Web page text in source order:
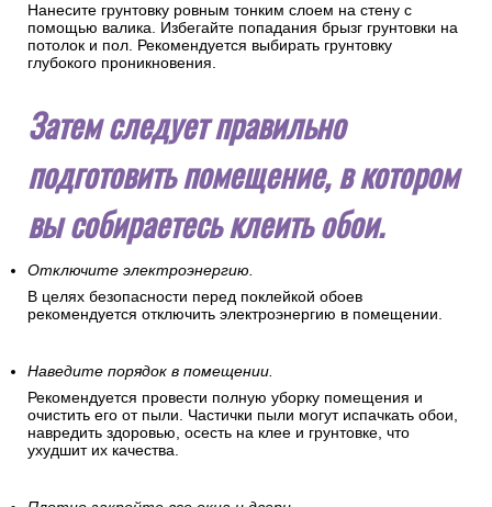
Нанесите грунтовку ровным тонким слоем на стену с
помощью валика. Избегайте попадания брызг грунтовки на
потолок и пол. Рекомендуется выбирать грунтовку
глубокого проникновения.
Затем следует правильно
подготовить помещение, в котором
вы собираетесь клеить обои.
Отключите электроэнергию.
В целях безопасности перед поклейкой обоев
рекомендуется отключить электроэнергию в помещении.
Наведите порядок в помещении.
Рекомендуется провести полную уборку помещения и
очистить его от пыли. Частички пыли могут испачкать обои,
навредить здоровью, осесть на клее и грунтовке, что
ухудшит их качества.